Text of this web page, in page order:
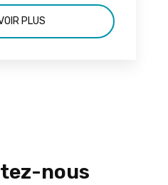
PLUS
nous